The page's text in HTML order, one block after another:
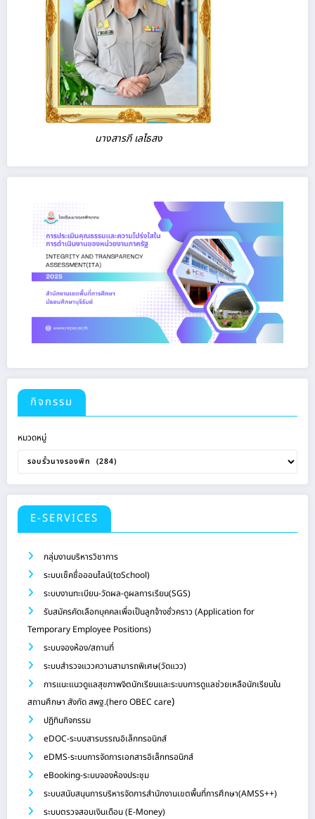
นางสารภี เลไธสง
กิจกรรม
หมวดหมู่
E-SERVICES
กลุ่มงานบริหารวิชาการ
ระบบเช็คชื่อออนไลน์(toSchool)
ระบบงานทะเบียน-วัดผล-ดูผลการเรียน(SGS)
รับสมัครคัดเลือกบุคคลเพื่อเป็นลูกจ้างชั่วคราว (Application for
Temporary Employee Positions)
ระบบจองห้อง/สถานที่
ระบบสำรวจแววความสามารถพิเศษ(วัดแวว)
การแนะแนวดูแลสุขภาพจิตนักเรียนและระบบการดูแลช่วยเหลือนักเรียนใน
สถานศึกษา สังกัด สพฐ.(hero OBEC care)
ปฏิทินกิจกรรม
eDOC-ระบบสารบรรณอิเล็กทรอนิกส์
eDMS-ระบบการจัดการเอกสารอิเล็กทรอนิกส์
eBooking-ระบบจองห้องประชุม
ระบบสนับสนุนการบริหารจัดการสำนักงานเขตพื้นที่การศึกษา(AMSS++)
ระบบตรวจสอบเงินเดือน (E-Money)